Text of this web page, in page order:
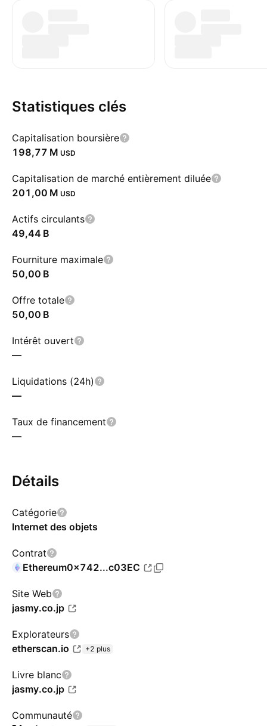
Statistiques clés
Capitalisation boursière
‪198,77 M‬ USD
Capitalisation de marché entièrement diluée
‪201,00 M‬ USD
Actifs circulants
‪49,44 B‬
Fourniture maximale
‪50,00 B‬
Offre totale
‪50,00 B‬
Intérêt ouvert
—
Liquidations (24h)
—
Taux de financement
—
Détails
Catégorie
Internet des objets
Contrat
Ethereum0x742...c03EC
Site Web
jasmy.co.jp
Explorateurs
etherscan.io
+2 plus
Livre blanc
jasmy.co.jp
Communauté